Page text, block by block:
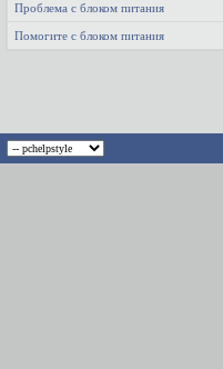
Проблема с блоком питания
Помогите с блоком питания